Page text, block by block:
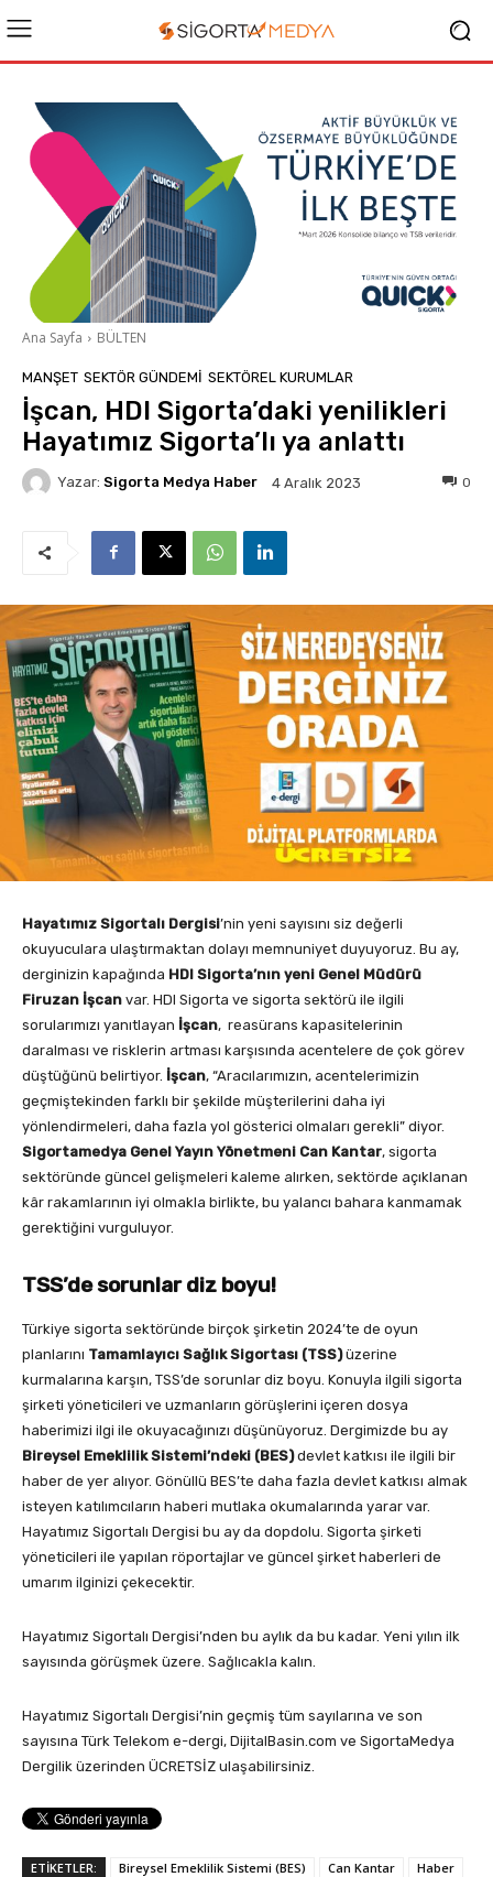
Ana Sayfa BÜLTEN
MANŞET SEKTÖR GÜNDEMİ SEKTÖREL KURUMLAR
İşcan, HDI Sigorta’daki yenilikleri
Hayatımız Sigorta’lı ya anlattı
Yazar: Sigorta Medya Haber 4 Aralık 2023 0
Hayatımız Sigortalı Dergisi’nin yeni sayısını siz değerli
okuyuculara ulaştırmaktan dolayı memnuniyet duyuyoruz. Bu ay,
derginizin kapağında HDI Sigorta’nın yeni Genel Müdürü
Firuzan İşcan var. HDI Sigorta ve sigorta sektörü ile ilgili
sorularımızı yanıtlayan İşcan, reasürans kapasitelerinin
daralması ve risklerin artması karşısında acentelere de çok görev
düştüğünü belirtiyor. İşcan, “Aracılarımızın, acentelerimizin
geçmiştekinden farklı bir şekilde müşterilerini daha iyi
yönlendirmeleri, daha fazla yol gösterici olmaları gerekli” diyor.
Sigortamedya Genel Yayın Yönetmeni Can Kantar, sigorta
sektöründe güncel gelişmeleri kaleme alırken, sektörde açıklanan
kâr rakamlarının iyi olmakla birlikte, bu yalancı bahara kanmamak
gerektiğini vurguluyor.
TSS’de sorunlar diz boyu!
Türkiye sigorta sektöründe birçok şirketin 2024’te de oyun
planlarını Tamamlayıcı Sağlık Sigortası (TSS)üzerine
kurmalarına karşın, TSS’de sorunlar diz boyu. Konuyla ilgili sigorta
şirketi yöneticileri ve uzmanların görüşlerini içeren dosya
haberimizi ilgi ile okuyacağınızı düşünüyoruz. Dergimizde bu ay
Bireysel Emeklilik Sistemi’ndeki (BES)devlet katkısı ile ilgili bir
haber de yer alıyor. Gönüllü BES’te daha fazla devlet katkısı almak
isteyen katılımcıların haberi mutlaka okumalarında yarar var.
Hayatımız Sigortalı Dergisi bu ay da dopdolu. Sigorta şirketi
yöneticileri ile yapılan röportajlar ve güncel şirket haberleri de
umarım ilginizi çekecektir.
Hayatımız Sigortalı Dergisi’nden bu aylık da bu kadar. Yeni yılın ilk
sayısında görüşmek üzere. Sağlıcakla kalın.
Hayatımız Sigortalı Dergisi’nin geçmiş tüm sayılarına ve son
sayısına Türk Telekom e-dergi, DijitalBasin.com ve SigortaMedya
Dergilik üzerinden ÜCRETSİZ ulaşabilirsiniz.
ETİKETLER: Bireysel Emeklilik Sistemi (BES) Can Kantar
Haber